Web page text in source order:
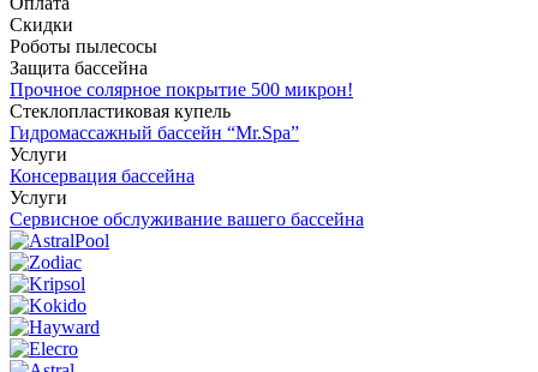
Скидки
Роботы пылесосы
Защита бассейна
Прочное солярное покрытие 500 микрон!
Стеклопластиковая купель
Гидромассажный бассейн “Mr.Spa”
Услуги
Консервация бассейна
Услуги
Сервисное обслуживание вашего бассейна